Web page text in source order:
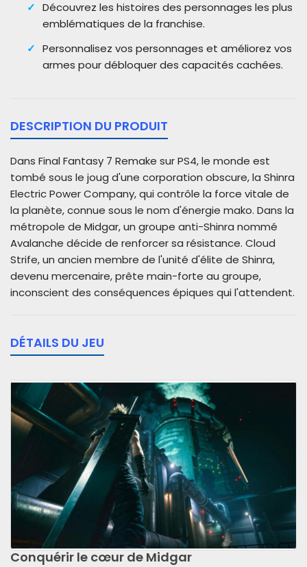
Découvrez les histoires des personnages les plus
emblématiques de la franchise.
Personnalisez vos personnages et améliorez vos
armes pour débloquer des capacités cachées.
DESCRIPTION DU PRODUIT
Dans Final Fantasy 7 Remake sur PS4, le monde est
tombé sous le joug d'une corporation obscure, la Shinra
Electric Power Company, qui contrôle la force vitale de
la planète, connue sous le nom d'énergie mako. Dans la
métropole de Midgar, un groupe anti-Shinra nommé
Avalanche décide de renforcer sa résistance. Cloud
Strife, un ancien membre de l'unité d'élite de Shinra,
devenu mercenaire, prête main-forte au groupe,
inconscient des conséquences épiques qui l'attendent.
DÉTAILS DU JEU
Conquérir le cœur de Midgar